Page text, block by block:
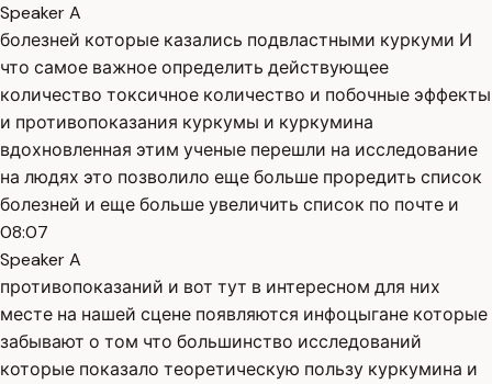
Speaker A
болезней которые казались подвластными куркуми И
что самое важное определить действующее
количество токсичное количество и побочные эффекты
и противопоказания куркумы и куркумина
вдохновленная этим ученые перешли на исследование
на людях это позволило еще больше проредить список
болезней и еще больше увеличить список по почте и
08:07
Speaker A
противопоказаний и вот тут в интересном для них
месте на нашей сцене появляются инфоцыгане которые
забывают о том что большинство исследований
которые показало теоретическую пользу куркумина и